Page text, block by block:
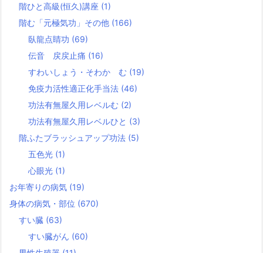
階ひと高級(恒久)講座 (1)
階む「元極気功」その他 (166)
臥龍点睛功 (69)
伝音 戻戻止痛 (16)
すわいしょう・そわか む (19)
免疫力活性適正化手当法 (46)
功法有無屋久用レベルむ (2)
功法有無屋久用レベルひと (3)
階ふたブラッシュアップ功法 (5)
五色光 (1)
心眼光 (1)
お年寄りの病気 (19)
身体の病気・部位 (670)
すい臓 (63)
すい臓がん (60)